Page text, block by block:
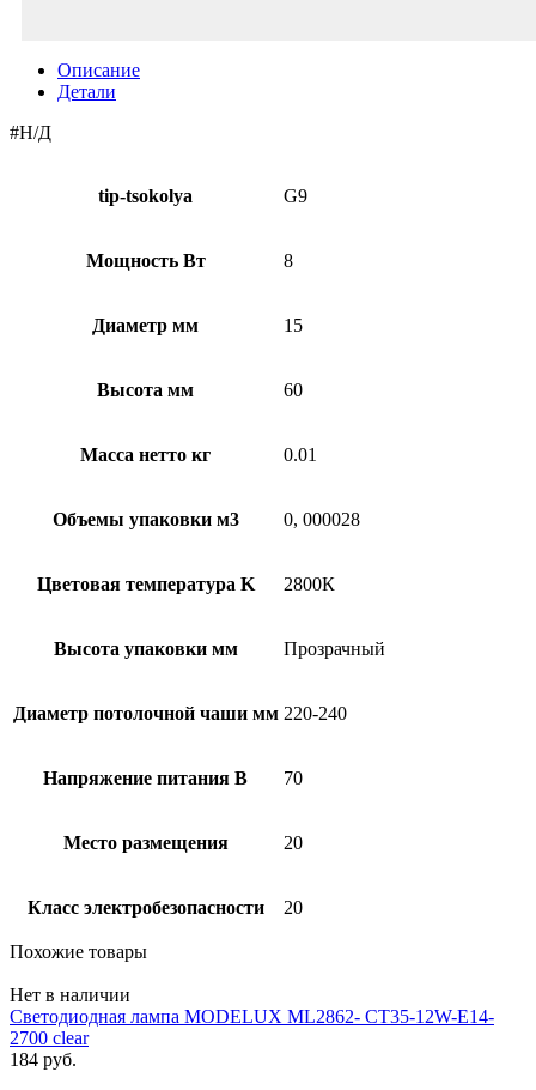
Описание
Детали
#Н/Д
tip-tsokolya G9
Мощность Вт 8
Диаметр мм 15
Высота мм 60
Масса нетто кг 0.01
Объемы упаковки м3 0, 000028
Цветовая температура K 2800К
Высота упаковки мм Прозрачный
Диаметр потолочной чаши мм 220-240
Напряжение питания В 70
Место размещения 20
Класс электробезопасности 20
Похожие товары
Нет в наличии
Светодиодная лампа MODELUX ML2862- СТ35-12W-Е14-
2700 clear
184 руб.